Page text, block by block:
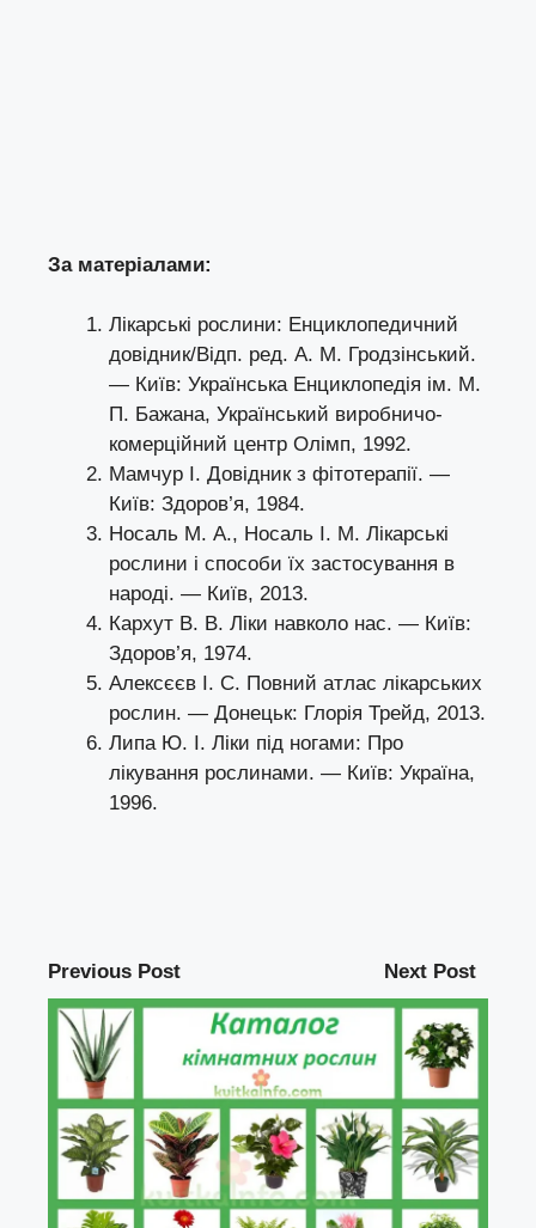
За матеріалами:
Лікарські рослини: Енциклопедичний
довідник/Відп. ред. А. М. Гродзінський.
— Київ: Українська Енциклопедія ім. М.
П. Бажана, Український виробничо-
комерційний центр Олімп, 1992.
Мамчур І. Довідник з фітотерапії. —
Київ: Здоров’я, 1984.
Носаль М. А., Носаль І. М. Лікарські
рослини і способи їх застосування в
народі. — Київ, 2013.
Кархут В. В. Ліки навколо нас. — Київ:
Здоров’я, 1974.
Алексєєв І. С. Повний атлас лікарських
рослин. — Донецьк: Глорія Трейд, 2013.
Липа Ю. І. Ліки під ногами: Про
лікування рослинами. — Київ: Україна,
1996.
Previous Post Next Post